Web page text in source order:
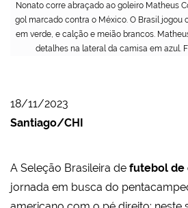
Nonato corre abraçado ao goleiro Matheus
gol marcado contra o México. O Brasil jogou
em verde, e calção e meião brancos.
detalhes na lateral da camisa em azul.
18/11/2023
Santiago/CHI
A Seleção Brasileira de futebol de
jornada em busca do